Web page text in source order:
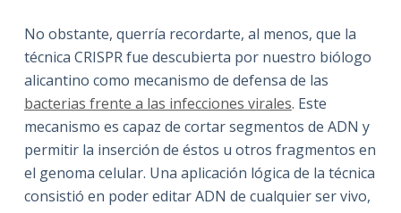
No obstante, querría recordarte, al menos, que la
técnica CRISPR fue descubierta por nuestro biólogo
alicantino como mecanismo de defensa de las
bacterias frente a las infecciones virales. Este
mecanismo es capaz de cortar segmentos de ADN y
permitir la inserción de éstos u otros fragmentos en
el genoma celular. Una aplicación lógica de la técnica
consistió en poder editar ADN de cualquier ser vivo,